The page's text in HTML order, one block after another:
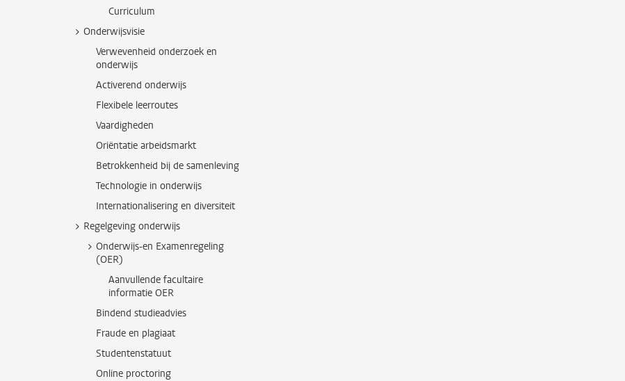
Curriculum
Onderwijsvisie
Verwevenheid onderzoek en
onderwijs
Activerend onderwijs
Flexibele leerroutes
Vaardigheden
Oriëntatie arbeidsmarkt
Betrokkenheid bij de samenleving
Technologie in onderwijs
Internationalisering en diversiteit
Regelgeving onderwijs
Onderwijs-en Examenregeling
(OER)
Aanvullende facultaire
informatie OER
Bindend studieadvies
Fraude en plagiaat
Studentenstatuut
Online proctoring